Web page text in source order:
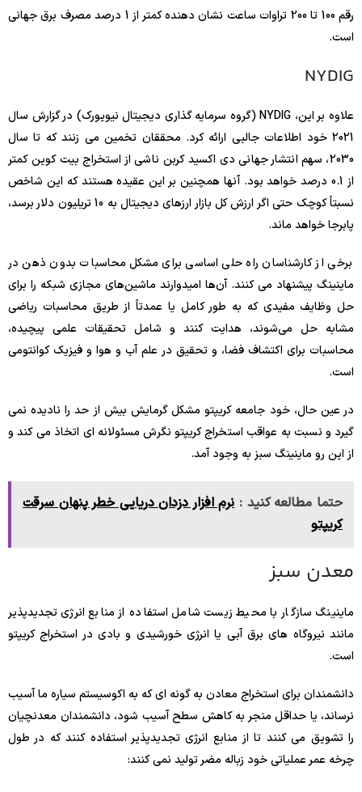
رقم 100 تا 200 تراوات ساعت نشان دهنده کمتر از 1 درصد مصرف برق جهانی
است.
NYDIG
علاوه بر این، NYDIG (گروه سرمایه گذاری دیجیتال نیویورک) در گزارش سال
2021 خود اطلاعات جالبی ارائه کرد. محققان تخمین می زنند که تا سال
2030، سهم انتشار جهانی دی اکسید کربن ناشی از استخراج بیت کوین کمتر
از 0.1 درصد خواهد بود. آنها همچنین بر این عقیده هستند که این شاخص
نسبتاً کوچک حتی اگر ارزش کل بازار ارزهای دیجیتال به 10 تریلیون دلار برسد،
پابرجا خواهد ماند.
برخی از کارشناسان راه حلی اساسی برای مشکل محاسبات بدون ذهن در
ماینینگ پیشنهاد می کنند. آن‌ها امیدوارند ماشین‌های مجازی شبکه را برای
حل وظایف مفیدی که به طور کامل یا عمدتاً از طریق محاسبات ریاضی
مشابه حل می‌شوند، هدایت کنند و شامل تحقیقات علمی پیچیده،
محاسبات برای اکتشاف فضا، و تحقیق در علم آب و هوا و فیزیک کوانتومی
است.
در عین حال، خود جامعه کریپتو مشکل گرمایش بیش از حد را نادیده نمی
گیرد و نسبت به عواقب استخراج کریپتو نگرش مسئولانه ای اتخاذ می کند و
از این رو ماینینگ سبز به وجود آمد.
حتما مطالعه کنید : نرم افزار دزدان دریایی خطر پنهان سرقت
کریپتو
معدن سبز
ماینینگ سازگار با محیط زیست شامل استفاده از منابع انرژی تجدیدپذیر
مانند نیروگاه های برق آبی یا انرژی خورشیدی و بادی در استخراج کریپتو
است.
دانشمندان برای استخراج معادن به گونه ای که به اکوسیستم سیاره ما آسیب
نرساند، یا حداقل منجر به کاهش سطح آسیب شود، دانشمندان معدنچیان
را تشویق می کنند تا از منابع انرژی تجدیدپذیر استفاده کنند که در طول
چرخه عمر عملیاتی خود زباله مضر تولید نمی کنند: